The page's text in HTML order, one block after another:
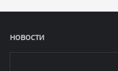
новости